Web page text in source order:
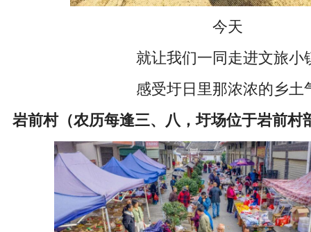
今天
就让我们一同走进文旅小
感受圩日里那浓浓的乡土
岩前村（农历每逢三、八，圩场位于岩前村